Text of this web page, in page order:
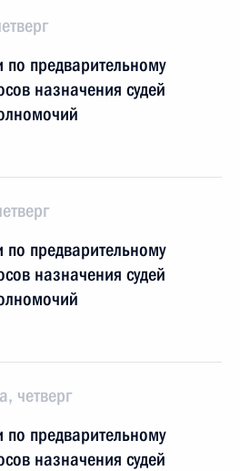
предварительному
назначения судей
предварительному
назначения судей
четверг
предварительному
назначения судей